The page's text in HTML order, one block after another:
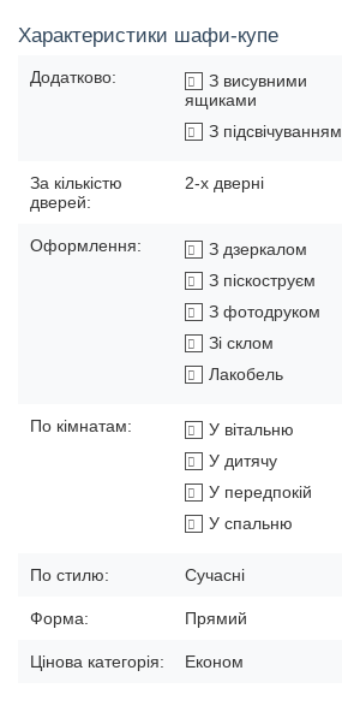
Характеристики шафи-купе
Додатково:
З висувними
ящиками
З підсвічуванням
За кількістю
дверей:
2-х дверні
Оформлення:
З дзеркалом
З піскоструєм
З фотодруком
Зі склом
Лакобель
По кімнатам:
У вітальню
У дитячу
У передпокій
У спальню
По стилю: Сучасні
Форма: Прямий
Цінова категорія: Економ